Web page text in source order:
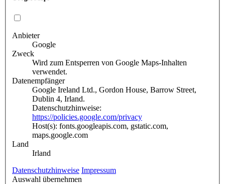
Anbieter
Google
Zweck
Wird zum Entsperren von Google Maps-Inhalten
verwendet.
Datenempfänger
Google Ireland Ltd., Gordon House, Barrow Street,
Dublin 4, Irland.
Datenschutzhinweise:
https://policies.google.com/privacy
Host(s): fonts.googleapis.com, gstatic.com,
maps.google.com
Land
Irland
Datenschutzhinweise Impressum
Auswahl übernehmen